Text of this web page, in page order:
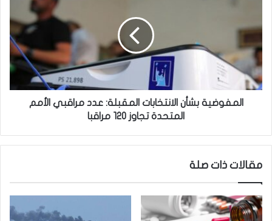
ةف
ض
ة
ب
ا
خ
ا
المفوضية بشأن الانتخابات المقبلة: عدد مراقبي الأمم
المتحدة تجاوز 120 مراقبا
مقالات ذات صلة